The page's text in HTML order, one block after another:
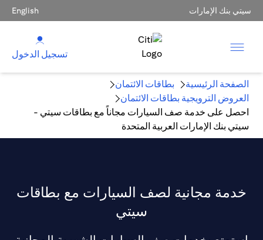
سيتي بنك الإمارات English
تسجيل الدخول
الصفحة الرئيسية
بطاقات الائتمان
العروض الترويجية بطاقات الائتمان
احصل على خدمة صف السيارات مجاناً مع بطاقات سيتي -
سيتي بنك الإمارات العربية المتحدة
خدمة مجانية لصف السيارات مع بطاقات
سيتي